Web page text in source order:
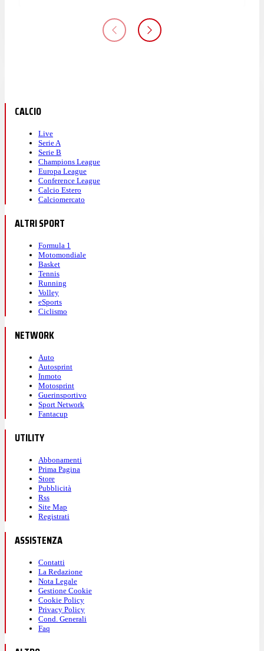
CALCIO
Live
Serie A
Serie B
Champions League
Europa League
Conference League
Calcio Estero
Calciomercato
ALTRI SPORT
Formula 1
Motomondiale
Basket
Tennis
Running
Volley
eSports
Ciclismo
NETWORK
Auto
Autosprint
Inmoto
Motosprint
Guerinsportivo
Sport Network
Fantacup
UTILITY
Abbonamenti
Prima Pagina
Store
Pubblicità
Rss
Site Map
Registrati
ASSISTENZA
Contatti
La Redazione
Nota Legale
Gestione Cookie
Cookie Policy
Privacy Policy
Cond. Generali
Faq